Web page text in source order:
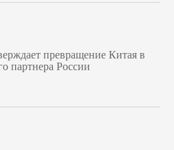
превращение Китая в
партнера России